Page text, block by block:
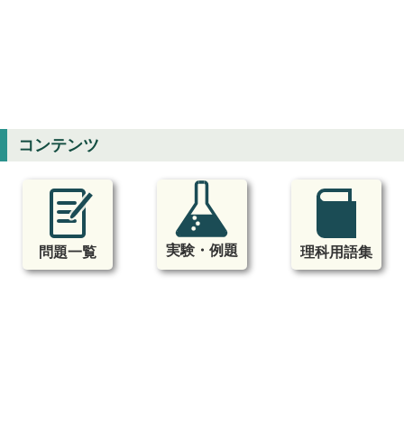
コンテンツ
問題一覧 実験・例題 理科用語集